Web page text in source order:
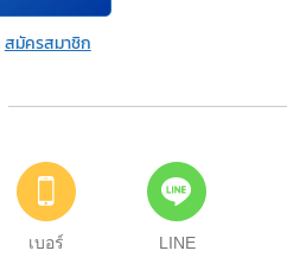
สมัครสมาชิก
เบอร์
LINE